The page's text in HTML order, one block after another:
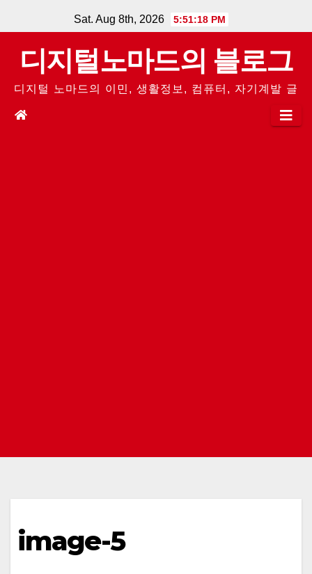
to
content
Sat. Aug 8th, 2026 5:51:18 PM
디지털노마드의 블로그
디지털 노마드의 이민, 생활정보, 컴퓨터, 자기계발 글
image-5